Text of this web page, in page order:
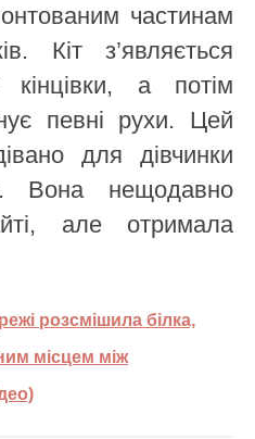
частинам
Кіт з’являється
кінцівки, а потім
певні рухи. Цей
для дівчинки
Вона нещодавно
але отримала
розсмішила білка,
місцем між